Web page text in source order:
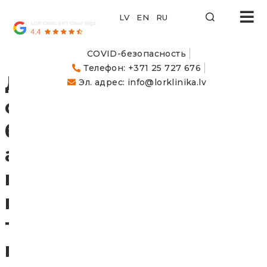
COVID-безопасность
Телефон: +371 25 727 676
Эл. адрес: info@lorklinika.lv
LOR
Klīnika
Д
о
б
а
в
и
т
ь